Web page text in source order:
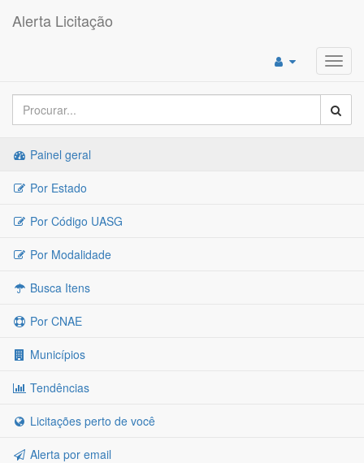
Alerta Licitação
Painel geral
Por Estado
Por Código UASG
Por Modalidade
Busca Itens
Por CNAE
Municípios
Tendências
Licitações perto de você
Alerta por email